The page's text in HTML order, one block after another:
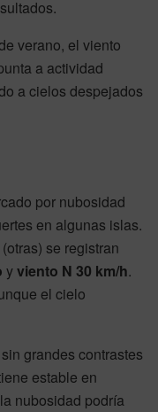
verano, el viento
a actividad
a cielos despejados
por nubosidad
en algunas islas.
(otras) se registran
yviento N 30 km/h.
el cielo
grandes contrastes
estable en
nubosidad podría